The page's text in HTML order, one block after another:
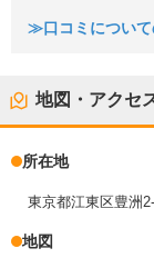
≫口コミについて
地図・アクセ
所在地
東京都江東区豊洲
地図